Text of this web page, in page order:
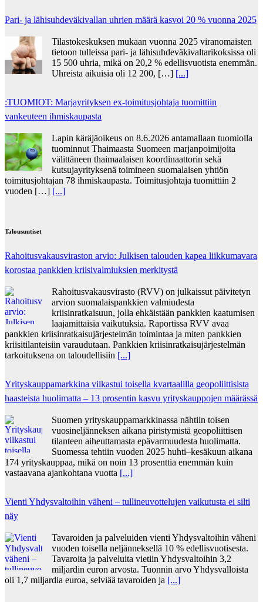
Pari- ja lähisuhdeväkivallan uhrien määrä kasvoi 20 % vuonna 2025
Tilastokeskuksen mukaan vuonna 2025 viranomaisten
tietoon tulleissa pari- ja lähisuhdeväkivaltarikoksissa oli
15 500 uhria, mikä on 20,2 % edellisvuotista enemmän.
Uhreista aikuisia oli 12 200, […] [...]
:TUOMIOT: Marjayrityksen ex-toimitusjohtaja tuomittiin
vankeuteen ihmiskaupasta
Lapin käräjäoikeus on 8.6.2026 antamallaan tuomiolla
tuominnut Thaimaasta Suomeen marjanpoimijoita
välittäneen thaimaalaisen koordinaattorin sekä
kutsujayrityksenä toimineen suomalaisen yhtiön
toimitusjohtajan 78 ihmiskaupasta. Toimitusjohtaja tuomittiin 2
vuoden […] [...]
Talousuutiset
Rahoitusvakausviraston arvio: Julkisen talouden kapea liikkumavara
korostaa pankkien kriisivalmiuksien merkitystä
Rahoitusvakausvirasto (RVV) on julkaissut päivitetyn
arvion suomalaispankkien valmiudesta
kriisinratkaisuun, jolla ehkäistään pankkien kaatumisen
laajamittaisia vaikutuksia. Raportissa RVV avaa
pankkien kriisinratkaisujärjestelmän toimintaa ja miten pankkien
kriisitilanteisiin varaudutaan. Pankkien kriisinratkaisujärjestelmän
tarkoituksena on taloudellisiin [...]
Yrityskauppamarkkina vilkastui toisella kvartaalilla geopoliittisista
haasteista huolimatta – 13 prosentin kasvu yrityskauppojen määrässä
Suomen yrityskauppamarkkinassa nähtiin toisen
vuosineljänneksen aikana piristymistä geopoliittisen
tilanteen aiheuttamasta epävarmuudesta huolimatta.
Suomessa tehtiin vuoden 2025 huhti–kesäkuun aikana
174 yrityskauppaa, mikä on noin 13 prosenttia enemmän kuin
vastaavana ajankohtana vuotta [...]
Vienti Yhdysvaltoihin väheni – tullineuvottelujen vaikutusta ei silti
näy
Tavaroiden ja palveluiden vienti Yhdysvaltoihin väheni
vuoden toisella neljänneksellä 10 % edellisvuotisesta.
Tavaroita ja palveluita vietiin Yhdysvaltoihin 3,2
miljardin euron arvosta. Tuonnin arvo Yhdysvalloista
oli 1,7 miljardia euroa, selviää tavaroiden ja [...]